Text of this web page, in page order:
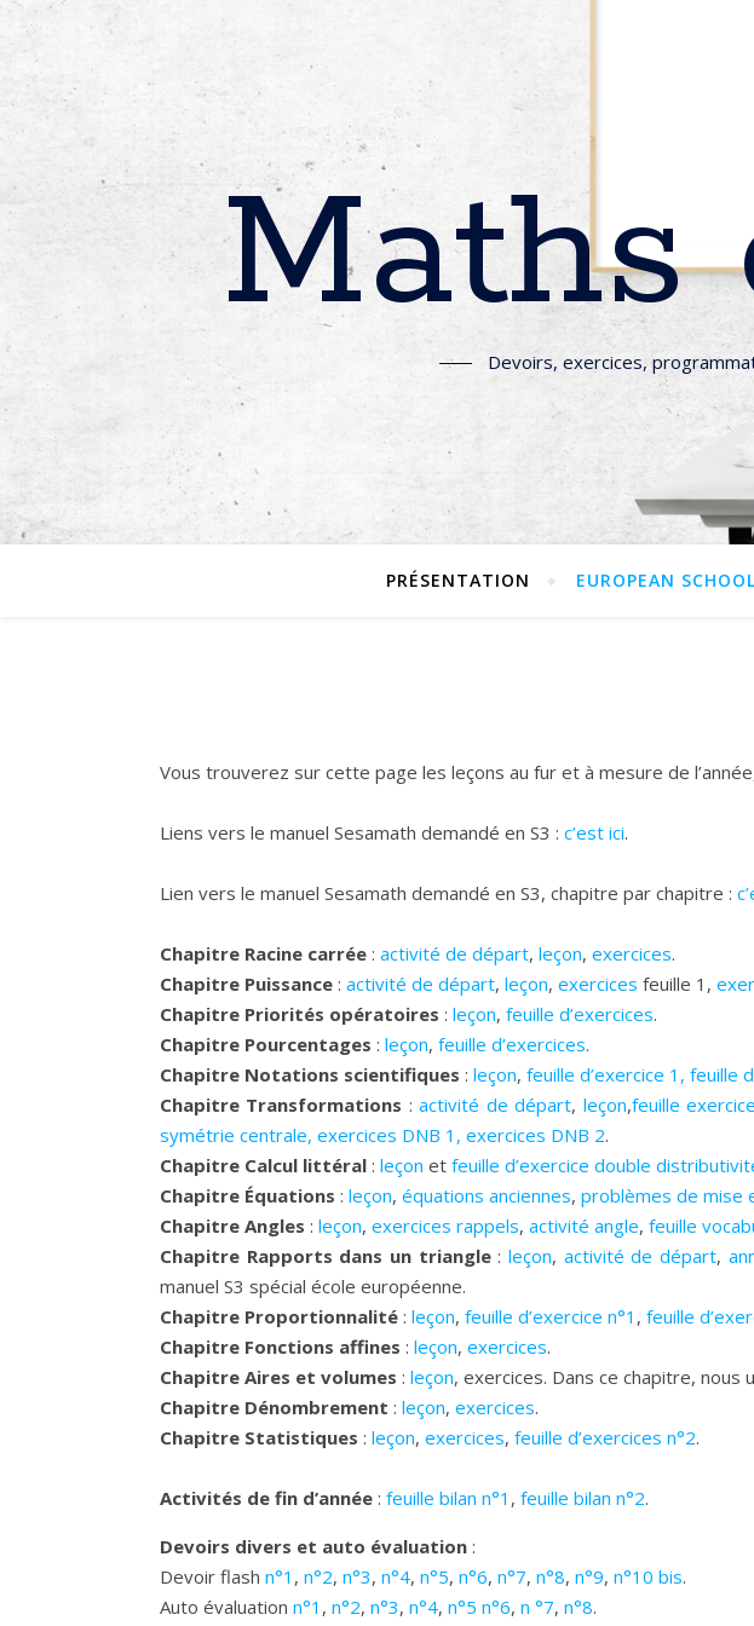
Maths
Devoirs, exercices,
PRÉSENTATION EUROPEAN SCHOOL
Vous trouverez sur cette page les leçons au fur et à mesure de
Liens vers le manuel Sesamath demandé en S3 : c’est ici.
Lien vers le manuel Sesamath demandé en S3, chapitre par chapitre :
Chapitre Racine carrée : activité de départ, leçon, exercices.
Chapitre Puissance : activité de départ, leçon, exercices feuille 1,
Chapitre Priorités opératoires : leçon, feuille d’exercices.
Chapitre Pourcentages : leçon, feuille d’exercices.
Chapitre Notations scientifiques : leçon, feuille d’exercice 1, feuille
Chapitre Transformations :activité de départ, leçon,feuille
symétrie centrale, exercices DNB 1 , exercices DNB 2.
Chapitre Calcul littéral : leçon et feuille d’exercice double
Chapitre Équations : leçon, équations anciennes, problèmes de mise
Chapitre Angles : leçon, exercices rappels, activité angle, feuille
Chapitre Rapports dans un triangle:leçon, activité de départ,
manuel S3 spécial école européenne.
Chapitre Proportionnalité : leçon, feuille d’exercice n°1 , feuille
Chapitre Fonctions affines : leçon, exercices.
Chapitre Aires et volumes : leçon, exercices. Dans ce chapitre, nous
Chapitre Dénombrement : leçon, exercices.
Chapitre Statistiques : leçon, exercices, feuille d’exercices n°2.
Activités de fin d’année : feuille bilan n°1 , feuille bilan n°2.
Devoirs divers et auto évaluation :
Devoir flash n°1 , n°2, n°3, n°4, n°5, n°6, n°7, n°8, n°9, n°10 bis.
Auto évaluation n°1 , n°2, n°3, n°4, n°5 n°6, n °7, n°8.